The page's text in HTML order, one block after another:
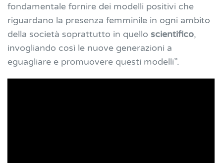
fondamentale fornire dei modelli positivi che
riguardano la presenza femminile in ogni ambito
della società soprattutto in quello scientifico,
invogliando così le nuove generazioni a
eguagliare e promuovere questi modelli”.